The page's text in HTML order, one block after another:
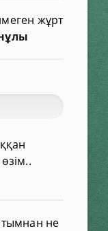
жұрт
не